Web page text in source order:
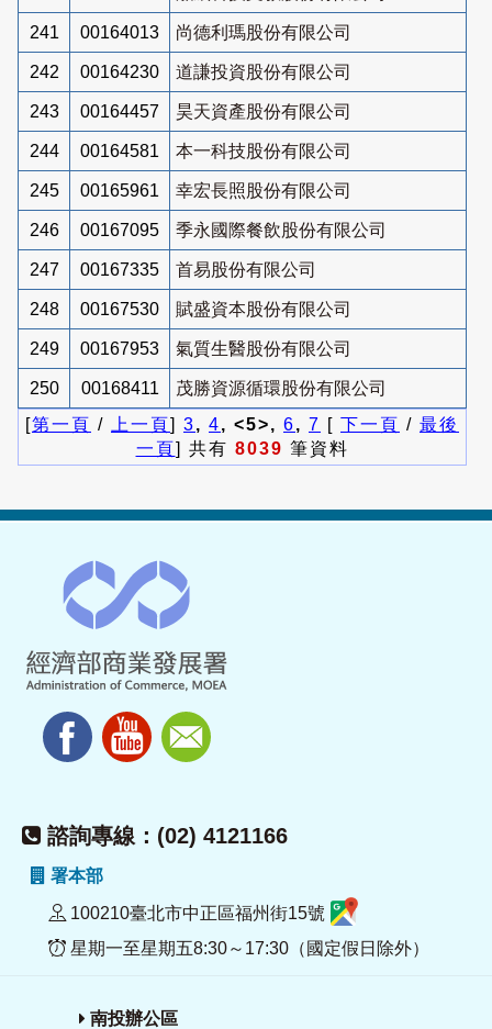
241 00164013 尚德利瑪股份有限公司
242 00164230 道謙投資股份有限公司
243 00164457 昊天資產股份有限公司
244 00164581 本一科技股份有限公司
245 00165961 幸宏長照股份有限公司
246 00167095 季永國際餐飲股份有限公司
247 00167335 首易股份有限公司
248 00167530 賦盛資本股份有限公司
249 00167953 氣質生醫股份有限公司
250 00168411
茂勝資源循環股份有限公司
[第一頁 / 上一頁] 3, 4, <5>, 6, 7 [ 下一頁 / 最後
一頁] 共有 8039 筆資料
諮詢專線：(02) 4121166
署本部
100210臺北市中正區福州街15號
星期一至星期五8:30～17:30（國定假日除外）
南投辦公區